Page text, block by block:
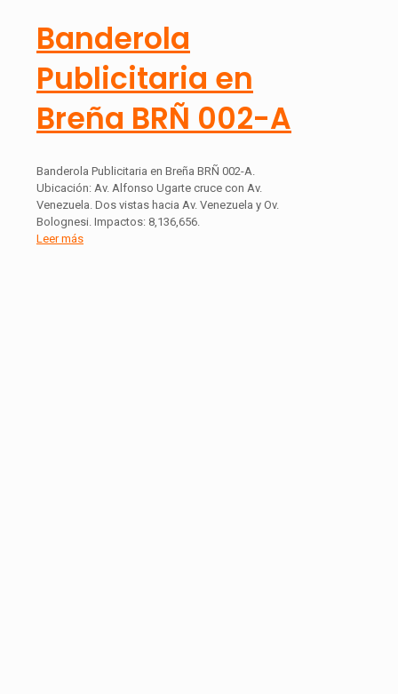
Banderola
Publicitaria en
Breña BRÑ 002-A
Banderola Publicitaria en Breña BRÑ 002-A.
Ubicación: Av. Alfonso Ugarte cruce con Av.
Venezuela. Dos vistas hacia Av. Venezuela y Ov.
Bolognesi. Impactos: 8,136,656.
Leer más